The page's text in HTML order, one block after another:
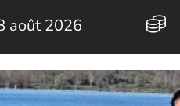
août 2026